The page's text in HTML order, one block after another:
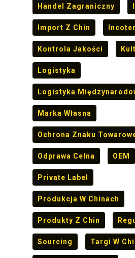
Handel Zagraniczny
Import Z Chin
Kontrola Jakości
Logistyka
Logistyka
Marka Własna
Ochrona Znaku
Odprawa Celna OEM
Private Label
Produkcja W Chinach
Produkty Z Chin
Sourcing Targi W